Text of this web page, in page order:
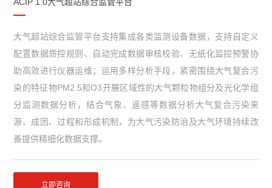
大气超站综合监管平台支持集成各类监测设备数据，支持自定义
配置数据质控规则、自动完成数据审核校验、无纸化监控预警协
助高效进行仪器运维；运用多样分析手段，紧密围绕大气复合污
染的特征物PM2.5和O3开展区域性的大气颗粒物组分及光化学组
分监测数据分析，结合气象、遥感等数据分析大气复合污染来
源、成因、过程和形成机制，为大气污染防治及大气环境持续改
善提供精细化数据支撑。
立即咨询